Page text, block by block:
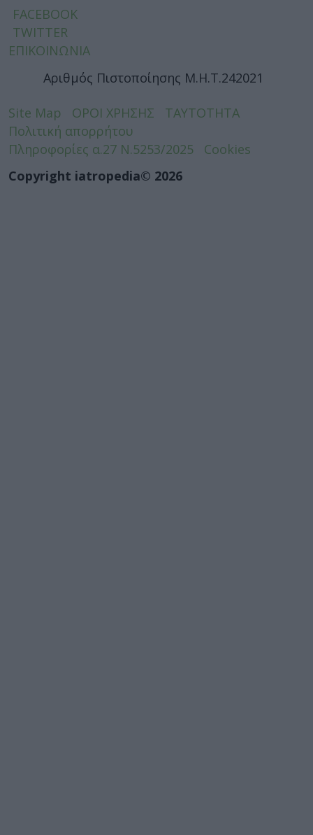
FACEBOOK
TWITTER
ΕΠΙΚΟΙΝΩΝΙΑ
Αριθμός Πιστοποίησης Μ.Η.Τ.242021
Site Map ΟΡΟΙ ΧΡΗΣΗΣ
ΤΑΥΤΟΤΗΤΑ
Πολιτική απορρήτου
Πληροφορίες α.27 Ν.5253/2025
Cookies
Copyright iatropedia© 2026